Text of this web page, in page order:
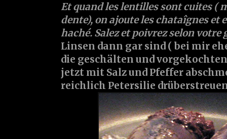
Et quand les lentilles sont cuites (
dente), on ajoute les chataîgnes et
haché. Salez et poivrez selon votre
Linsen dann gar sind ( bei mir
die geschälten und
jetzt mit Salz und Pfeffer
reichlich Petersilie